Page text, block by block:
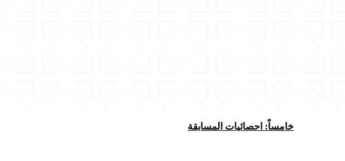
خامساً: احصائيات المسابقة